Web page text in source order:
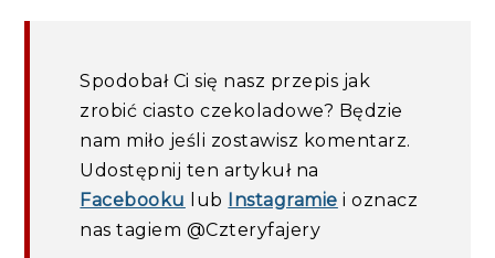
Spodobał Ci się nasz przepis jak
zrobić ciasto czekoladowe? Będzie
nam miło jeśli zostawisz komentarz.
Udostępnij ten artykuł na
Facebooku
lub Instagramie i oznacz
nas tagiem @Czteryfajery